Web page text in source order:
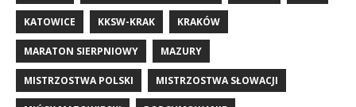
KATOWICE KKSW-KRAK KRAKÓW
MARATON SIERPNIOWY MAZURY
MISTRZOSTWA POLSKI MISTRZOSTWA SŁOWACJI